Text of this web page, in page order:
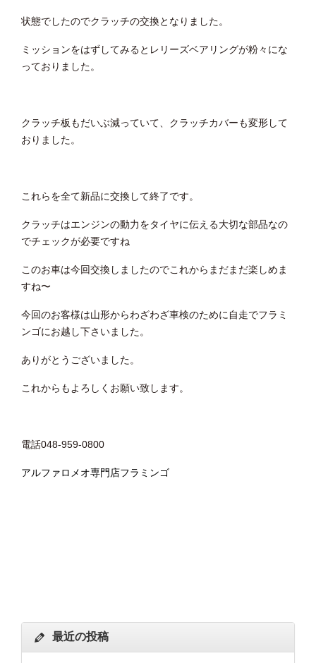
状態でしたのでクラッチの交換となりました。
ミッションをはずしてみるとレリーズベアリングが粉々にな
っておりました。
クラッチ板もだいぶ減っていて、クラッチカバーも変形して
おりました。
これらを全て新品に交換して終了です。
クラッチはエンジンの動力をタイヤに伝える大切な部品なの
でチェックが必要ですね
このお車は今回交換しましたのでこれからまだまだ楽しめま
すね〜
今回のお客様は山形からわざわざ車検のために自走でフラミ
ンゴにお越し下さいました。
ありがとうございました。
これからもよろしくお願い致します。
電話048-959-0800
アルファロメオ専門店フラミンゴ
最近の投稿